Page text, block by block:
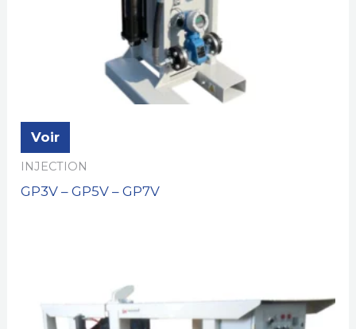
Voir
INJECTION
GP3V – GP5V – GP7V